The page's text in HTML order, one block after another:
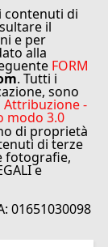
contenuti di
il
e per
alla
FORM
. Tutti i
sono
Attribuzione -
modo 3.0
di proprietà
di terze
fotografie,
e
01651030098